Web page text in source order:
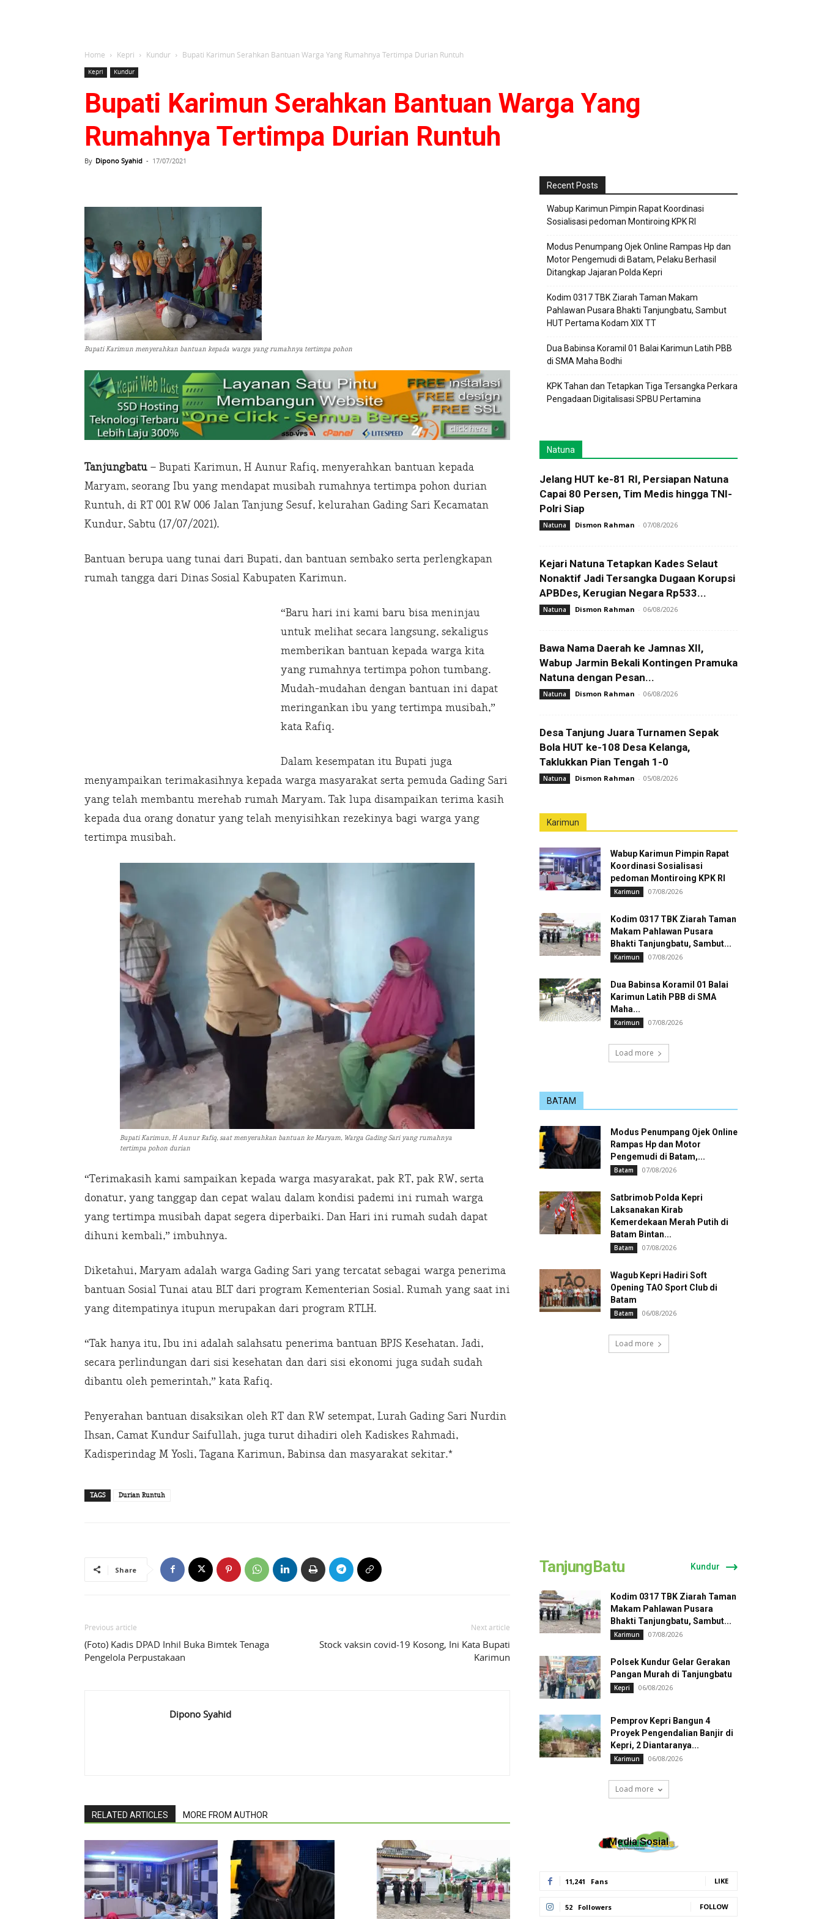
Home Kepri Kundur Bupati Karimun Serahkan Bantuan Warga Yang Rumahnya Tertimpa Durian Runtuh
Kepri Kundur
Bupati Karimun Serahkan Bantuan Warga Yang
Rumahnya Tertimpa Durian Runtuh
By Dipono Syahid - 17/07/2021
Bupati Karimun menyerahkan bantuan kepada warga yang rumahnya tertimpa pohon
Tanjungbatu – Bupati Karimun, H Aunur Rafiq, menyerahkan bantuan kepada
Maryam, seorang Ibu yang mendapat musibah rumahnya tertimpa pohon durian
Runtuh, di RT 001 RW 006 Jalan Tanjung Sesuf, kelurahan Gading Sari Kecamatan
Kundur, Sabtu (17/07/2021).
Bantuan berupa uang tunai dari Bupati, dan bantuan sembako serta perlengkapan
rumah tangga dari Dinas Sosial Kabupaten Karimun.
“Baru hari ini kami baru bisa meninjau
untuk melihat secara langsung, sekaligus
memberikan bantuan kepada warga kita
yang rumahnya tertimpa pohon tumbang.
Mudah-mudahan dengan bantuan ini dapat
meringankan ibu yang tertimpa musibah,”
kata Rafiq.
Dalam kesempatan itu Bupati juga
menyampaikan terimakasihnya kepada warga masyarakat serta pemuda Gading Sari
yang telah membantu merehab rumah Maryam. Tak lupa disampaikan terima kasih
kepada dua orang donatur yang telah menyisihkan rezekinya bagi warga yang
tertimpa musibah.
Bupati Karimun, H Aunur Rafiq, saat menyerahkan bantuan ke Maryam, Warga Gading Sari yang rumahnya
tertimpa pohon durian
“Terimakasih kami sampaikan kepada warga masyarakat, pak RT, pak RW, serta
donatur, yang tanggap dan cepat walau dalam kondisi pademi ini rumah warga
yang tertimpa musibah dapat segera diperbaiki. Dan Hari ini rumah sudah dapat
dihuni kembali,” imbuhnya.
Diketahui, Maryam adalah warga Gading Sari yang tercatat sebagai warga penerima
bantuan Sosial Tunai atau BLT dari program Kementerian Sosial. Rumah yang saat ini
yang ditempatinya itupun merupakan dari program RTLH.
“Tak hanya itu, Ibu ini adalah salahsatu penerima bantuan BPJS Kesehatan. Jadi,
secara perlindungan dari sisi kesehatan dan dari sisi ekonomi juga sudah sudah
dibantu oleh pemerintah,” kata Rafiq.
Penyerahan bantuan disaksikan oleh RT dan RW setempat, Lurah Gading Sari Nurdin
Ihsan, Camat Kundur Saifullah, juga turut dihadiri oleh Kadiskes Rahmadi,
Kadisperindag M Yosli, Tagana Karimun, Babinsa dan masyarakat sekitar.*
TAGS Durian Runtuh
Share
Previous article
(Foto) Kadis DPAD Inhil Buka Bimtek Tenaga
Pengelola Perpustakaan
Next article
Stock vaksin covid-19 Kosong, Ini Kata Bupati
Karimun
Dipono Syahid
RELATED ARTICLES MORE FROM AUTHOR
Recent Posts
Wabup Karimun Pimpin Rapat Koordinasi
Sosialisasi pedoman Montiroing KPK RI
Modus Penumpang Ojek Online Rampas Hp dan
Motor Pengemudi di Batam, Pelaku Berhasil
Ditangkap Jajaran Polda Kepri
Kodim 0317 TBK Ziarah Taman Makam
Pahlawan Pusara Bhakti Tanjungbatu, Sambut
HUT Pertama Kodam XIX TT
Dua Babinsa Koramil 01 Balai Karimun Latih PBB
di SMA Maha Bodhi
KPK Tahan dan Tetapkan Tiga Tersangka Perkara
Pengadaan Digitalisasi SPBU Pertamina
Natuna
Jelang HUT ke-81 RI, Persiapan Natuna
Capai 80 Persen, Tim Medis hingga TNI-
Polri Siap
Natuna Dismon Rahman - 07/08/2026
Kejari Natuna Tetapkan Kades Selaut
Nonaktif Jadi Tersangka Dugaan Korupsi
APBDes, Kerugian Negara Rp533...
Natuna Dismon Rahman - 06/08/2026
Bawa Nama Daerah ke Jamnas XII,
Wabup Jarmin Bekali Kontingen Pramuka
Natuna dengan Pesan...
Natuna Dismon Rahman - 06/08/2026
Desa Tanjung Juara Turnamen Sepak
Bola HUT ke-108 Desa Kelanga,
Taklukkan Pian Tengah 1-0
Natuna Dismon Rahman - 05/08/2026
Karimun
Wabup Karimun Pimpin Rapat
Koordinasi Sosialisasi
pedoman Montiroing KPK RI
Karimun 07/08/2026
Kodim 0317 TBK Ziarah Taman
Makam Pahlawan Pusara
Bhakti Tanjungbatu, Sambut...
Karimun 07/08/2026
Dua Babinsa Koramil 01 Balai
Karimun Latih PBB di SMA
Maha...
Karimun 07/08/2026
Load more
BATAM
Modus Penumpang Ojek Online
Rampas Hp dan Motor
Pengemudi di Batam,...
Batam 07/08/2026
Satbrimob Polda Kepri
Laksanakan Kirab
Kemerdekaan Merah Putih di
Batam Bintan...
Batam 07/08/2026
Wagub Kepri Hadiri Soft
Opening TAO Sport Club di
Batam
Batam 06/08/2026
Load more
TanjungBatu Kundur
Kodim 0317 TBK Ziarah Taman
Makam Pahlawan Pusara
Bhakti Tanjungbatu, Sambut...
Karimun 07/08/2026
Polsek Kundur Gelar Gerakan
Pangan Murah di Tanjungbatu
Kepri 06/08/2026
Pemprov Kepri Bangun 4
Proyek Pengendalian Banjir di
Kepri, 2 Diantaranya...
Karimun 06/08/2026
Load more
Media Sosial
11,241 Fans LIKE
52 Followers FOLLOW